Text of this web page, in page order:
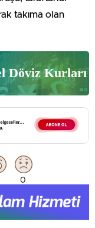
takıma olan
Döviz Kurları
0